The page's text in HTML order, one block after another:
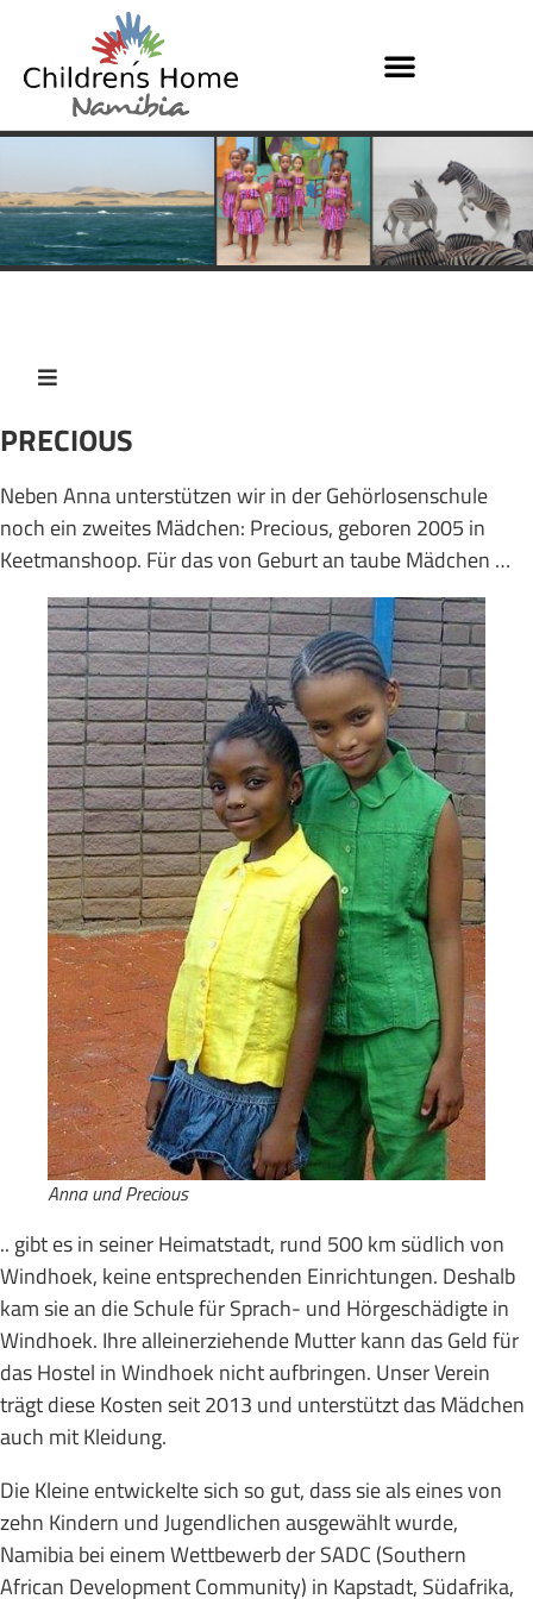
PRECIOUS
Neben Anna unterstützen wir in der Gehörlosenschule
noch ein zweites Mädchen: Precious, geboren 2005 in
Keetmanshoop. Für das von Geburt an taube Mädchen …
Anna und Precious
.. gibt es in seiner Heimatstadt, rund 500 km südlich von
Windhoek, keine entsprechenden Einrichtungen. Deshalb
kam sie an die Schule für Sprach- und Hörgeschädigte in
Windhoek. Ihre alleinerziehende Mutter kann das Geld für
das Hostel in Windhoek nicht aufbringen. Unser Verein
trägt diese Kosten seit 2013 und unterstützt das Mädchen
auch mit Kleidung.
Die Kleine entwickelte sich so gut, dass sie als eines von
zehn Kindern und Jugendlichen ausgewählt wurde,
Namibia bei einem Wettbewerb der SADC (Southern
African Development Community) in Kapstadt, Südafrika,